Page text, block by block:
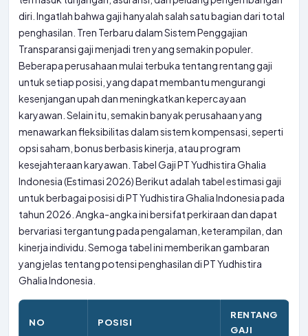
diri. Ingatlah bahwa gaji hanyalah salah satu bagian dari total
penghasilan. Tren Terbaru dalam Sistem Penggajian
Transparansi gaji menjadi tren yang semakin populer.
Beberapa perusahaan mulai terbuka tentang rentang gaji
untuk setiap posisi, yang dapat membantu mengurangi
kesenjangan upah dan meningkatkan kepercayaan
karyawan. Selain itu, semakin banyak perusahaan yang
menawarkan fleksibilitas dalam sistem kompensasi, seperti
opsi saham, bonus berbasis kinerja, atau program
kesejahteraan karyawan. Tabel Gaji PT Yudhistira Ghalia
Indonesia (Estimasi 2026) Berikut adalah tabel estimasi gaji
untuk berbagai posisi di PT Yudhistira Ghalia Indonesia pada
tahun 2026. Angka-angka ini bersifat perkiraan dan dapat
bervariasi tergantung pada pengalaman, keterampilan, dan
kinerja individu. Semoga tabel ini memberikan gambaran
yang jelas tentang potensi penghasilan di PT Yudhistira
Ghalia Indonesia.
NO POSISI
RENTANG
GAJI